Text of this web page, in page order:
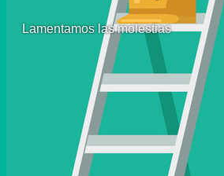
Lamentamos las molestias